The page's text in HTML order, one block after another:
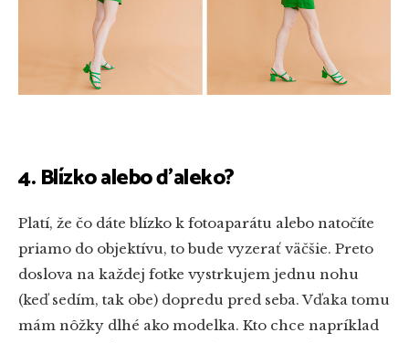
4. Blízko alebo ďaleko?
Platí, že čo dáte blízko k fotoaparátu alebo natočíte
priamo do objektívu, to bude vyzerať väčšie. Preto
doslova na každej fotke vystrkujem jednu nohu
(keď sedím, tak obe) dopredu pred seba. Vďaka tomu
mám nôžky dlhé ako modelka. Kto chce napríklad